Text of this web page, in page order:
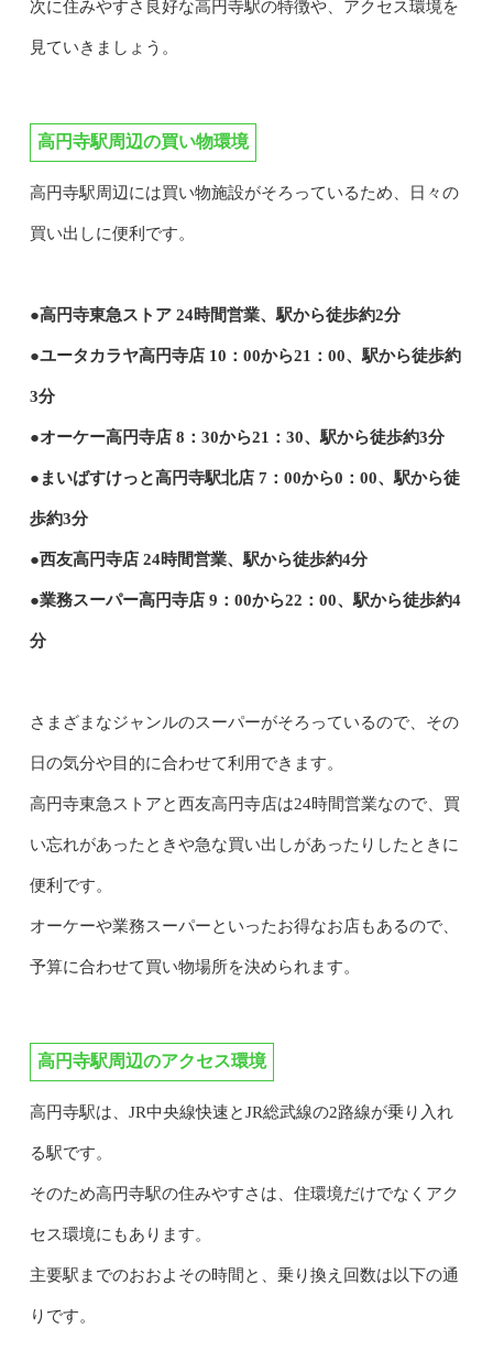
次に住みやすさ良好な高円寺駅の特徴や、アクセス環境を
見ていきましょう。
高円寺駅周辺の買い物環境
高円寺駅周辺には買い物施設がそろっているため、日々の
買い出しに便利です。
●高円寺東急ストア 24時間営業、駅から徒歩約2分
●ユータカラヤ高円寺店 10：00から21：00、駅から徒歩約
3分
●オーケー高円寺店 8：30から21：30、駅から徒歩約3分
●まいばすけっと高円寺駅北店 7：00から0：00、駅から徒
歩約3分
●西友高円寺店 24時間営業、駅から徒歩約4分
●業務スーパー高円寺店 9：00から22：00、駅から徒歩約4
分
さまざまなジャンルのスーパーがそろっているので、その
日の気分や目的に合わせて利用できます。
高円寺東急ストアと西友高円寺店は24時間営業なので、買
い忘れがあったときや急な買い出しがあったりしたときに
便利です。
オーケーや業務スーパーといったお得なお店もあるので、
予算に合わせて買い物場所を決められます。
高円寺駅周辺のアクセス環境
高円寺駅は、JR中央線快速とJR総武線の2路線が乗り入れ
る駅です。
そのため高円寺駅の住みやすさは、住環境だけでなくアク
セス環境にもあります。
主要駅までのおおよその時間と、乗り換え回数は以下の通
りです。